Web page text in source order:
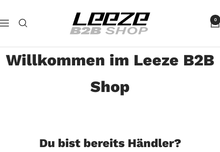
zum
Navigation
Leeze
B2B
0
Willkommen im Leeze B2B
Shop
Du bist bereits Händler?